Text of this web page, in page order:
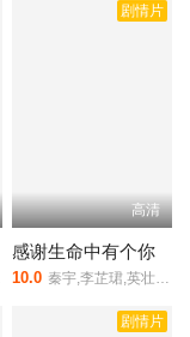
剧情片
高清
感谢生命中有个你
10.0 秦宇,李芷珺,英壮,麦家琪
剧情片